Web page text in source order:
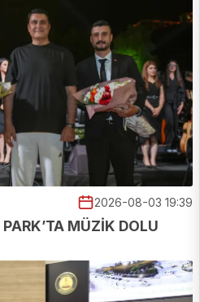
2026-08-03 19:39
MÜZİK DOLU